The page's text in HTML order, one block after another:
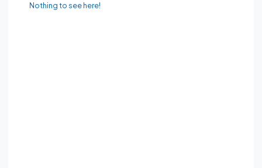
Nothing to see here!